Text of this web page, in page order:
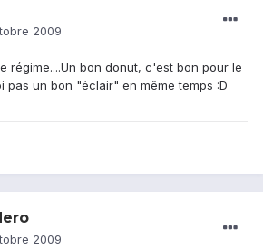
2009
régime....Un bon donut, c'est bon pour le
pas un bon "éclair" en même temps :D
2009